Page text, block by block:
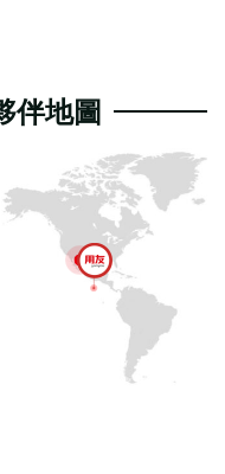
伴地圖